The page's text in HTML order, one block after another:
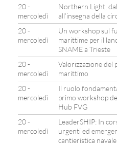
20 -
mercoledì
Northern Light,
all’insegna della
20 -
mercoledì
Un workshop sul
marittime per il
SNAME a Trieste
20 -
mercoledì
Valorizzazione del
marittimo
20 -
mercoledì
Il ruolo
primo workshop
Hub FVG
20 -
mercoledì
LeaderSHIP: In
urgenti ed
cantieristica navale